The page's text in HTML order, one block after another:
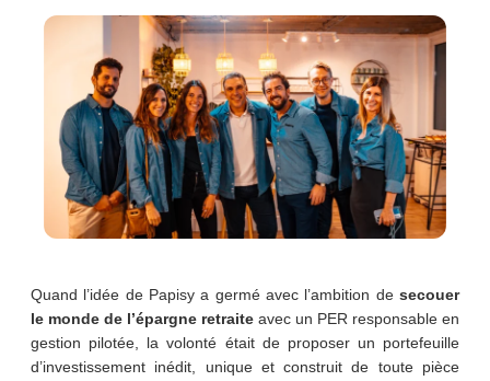
Quand l’idée de Papisy a germé avec l’ambition de secouer
le monde de l’épargne retraite avec un PER responsable en
gestion pilotée, la volonté était de proposer un portefeuille
d’investissement inédit, unique et construit de toute pièce